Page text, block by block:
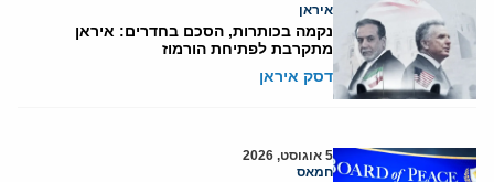
איראן
נקמה בכותרות, הסכם בחדרים: איראן
מתקרבת לפתיחת הורמוז
דסק איראן
5 אוגוסט, 2026
חמאס